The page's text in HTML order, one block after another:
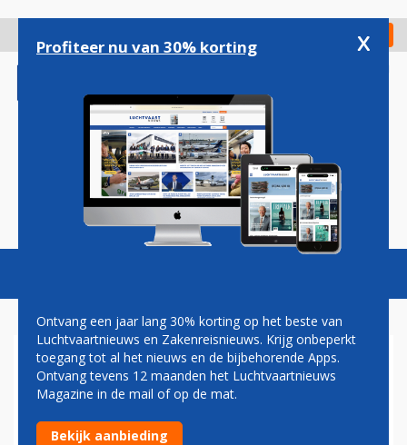
gaan
Check in
Magazine Podcasts Vacatures
DIEDERIK SWART: WIE IS DE
BESTE?
Profiteer nu van 30% korting x
Ontvang een jaar lang 30% korting op het beste van
Luchtvaartnieuws en Zakenreisnieuws. Krijg onbeperkt
toegang tot al het nieuws en de bijbehorende Apps.
Ontvang tevens 12 maanden het Luchtvaartnieuws
Magazine in de mail of op de mat.
Bekijk aanbieding